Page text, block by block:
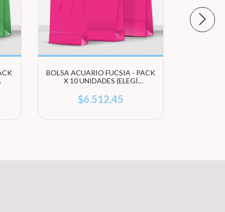
BOLSA ACUARIO FUCSIA - PACK
X 10 UNIDADES (ELEGÍ
$6.512,45